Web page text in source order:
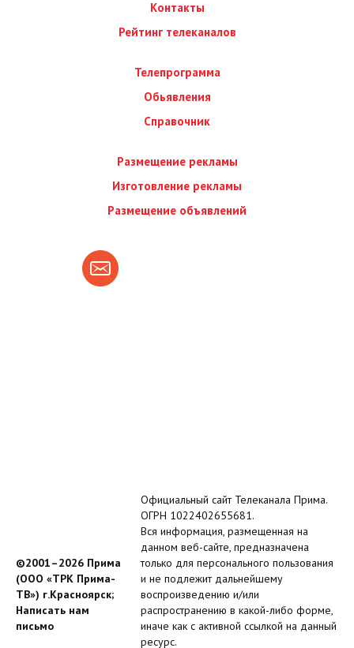
Контакты
Рейтинг телеканалов
Телепрограмма
Обьявления
Справочник
Размещение рекламы
Изготовление рекламы
Размещение объявлений
©2001–2026 Прима
(ООО «ТРК Прима-
ТВ») г.Красноярск;
Написать нам
письмо
Официальный сайт Телеканала Прима.
ОГРН 1022402655681.
Вся информация, размещенная на
данном веб-сайте, предназначена
только для персонального пользования
и не подлежит дальнейшему
воспроизведению и/или
распространению в какой-либо форме,
иначе как с активной ссылкой на данный
ресурс.